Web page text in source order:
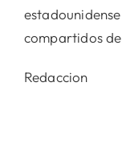
compartidos
Redaccion